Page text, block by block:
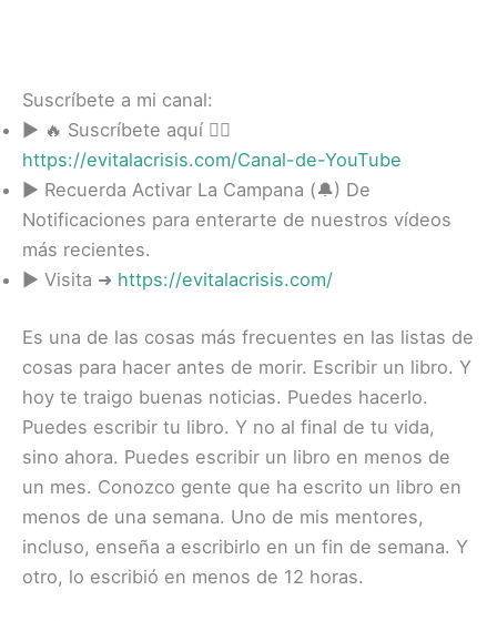
Suscríbete a mi canal:
► 🔥 Suscríbete aquí 👉🏻
https://evitalacrisis.com/Canal-de-YouTube
► Recuerda Activar La Campana (🔔) De
Notificaciones para enterarte de nuestros vídeos
más recientes.
► Visita ➜ https://evitalacrisis.com/
Es una de las cosas más frecuentes en las listas de
cosas para hacer antes de morir. Escribir un libro. Y
hoy te traigo buenas noticias. Puedes hacerlo.
Puedes escribir tu libro. Y no al final de tu vida,
sino ahora. Puedes escribir un libro en menos de
un mes. Conozco gente que ha escrito un libro en
menos de una semana. Uno de mis mentores,
incluso, enseña a escribirlo en un fin de semana. Y
otro, lo escribió en menos de 12 horas.